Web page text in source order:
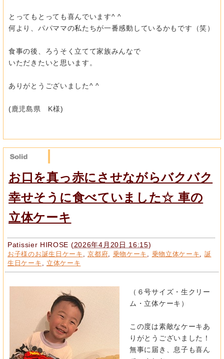
とってもとっても喜んでいます^ ^
何より、パパママの私たちが一番感動しているかもです（笑）
食事の後、ろうそく立てて家族みんなで
いただきたいと思います。
ありがとうございました^ ^
(鹿児島県 K様)
お口を真っ赤にさせながらバクバク
幸せそうに食べていました☆ 車の
立体ケーキ
Patissier HIROSE (2026年4月20日 16:15)
お子様のお誕生日ケーキ ,京都府 乗物ケーキ 乗物立体ケーキ
誕
生日ケーキ
立体ケーキ
（６号サイズ・生クリー
ム・立体ケーキ）
この度は素敵なケーキあ
りがとうございました！
無事に届き、息子も喜ん